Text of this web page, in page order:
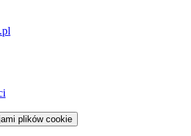
plików cookie